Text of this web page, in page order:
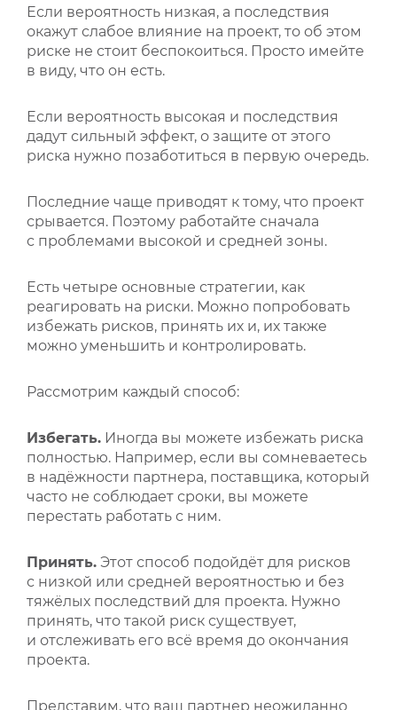
Если вероятность низкая, а последствия
окажут слабое влияние на проект, то об этом
риске не стоит беспокоиться. Просто имейте
в виду, что он есть.
Если вероятность высокая и последствия
дадут сильный эффект, о защите от этого
риска нужно позаботиться в первую очередь.
Последние чаще приводят к тому, что проект
срывается. Поэтому работайте сначала
с проблемами высокой и средней зоны.
Есть четыре основные стратегии, как
реагировать на риски. Можно попробовать
избежать рисков, принять их и, их также
можно уменьшить и контролировать.
Рассмотрим каждый способ:
Избегать. Иногда вы можете избежать риска
полностью. Например, если вы сомневаетесь
в надёжности партнера, поставщика, который
часто не соблюдает сроки, вы можете
перестать работать с ним.
Принять. Этот способ подойдёт для рисков
с низкой или средней вероятностью и без
тяжёлых последствий для проекта. Нужно
принять, что такой риск существует,
и отслеживать его всё время до окончания
проекта.
Представим, что ваш партнер неожиданно